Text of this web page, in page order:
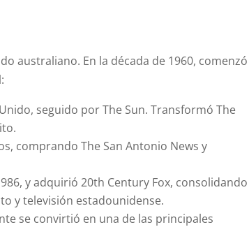
australiano. En la década de 1960, comenzó
seguido por The Sun. Transformó The
comprando The San Antonio News y
y adquirió 20th Century Fox, consolidando
y televisión estadounidense.
se convirtió en una de las principales